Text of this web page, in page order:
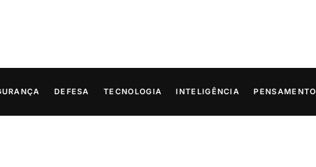
DEFESA TECNOLOGIA INTELIGÊNCIA PENSAMENTO